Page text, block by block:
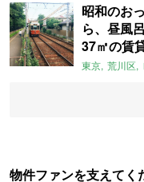
昭和のお
ら、昼風
37㎡の賃
東京 荒川区
物件ファンを支えてく